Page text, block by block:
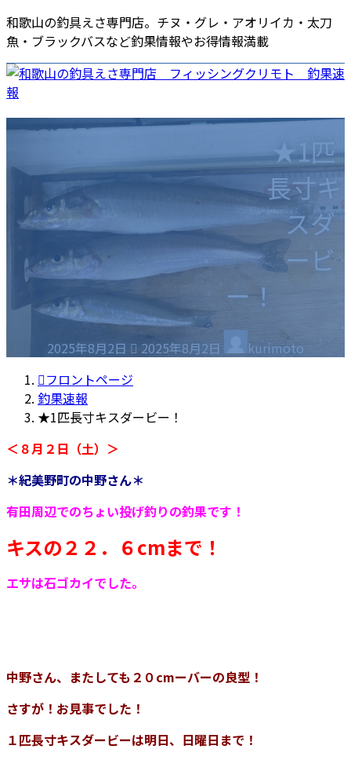
コ
ン
テ
ン
ツ
へ
ス
ッ
ナ
ビ
ゲ
ー
シ
ョ
ン
移
和歌山の釣具えさ専門店。チヌ・グレ・アオリイカ・太刀
魚・ブラックバスなど釣果情報やお得情報満載
ホーム店舗情報
釣果速報商品・店舗ニュース
エサ
ポイントカード
お役立ち情報
釣りスポット
釣りの仕掛け集
釣り場のマナー
採用情報
ご意見・ご要望
★1匹
長寸キ
スダ
ービ
ー！
2025年8月2日
最
終
日
2025年8月2日
kurimoto
フロントページ
釣果速報
★1匹長寸キスダービー！
＜８月２日（土）＞
＊紀美野町の中野さん＊
有田周辺でのちょい投げ釣りの釣果です！
キスの２２．６cmまで！
エサは石ゴカイでした。
中野さん、またしても２０cmーバーの良型！
さすが！お見事でした！
１匹長寸キスダービーは明日、日曜日まで！